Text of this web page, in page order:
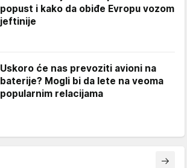
popust i kako da obiđe Evropu vozom
jeftinije
Uskoro će nas prevoziti avioni na
baterije? Mogli bi da lete na veoma
popularnim relacijama